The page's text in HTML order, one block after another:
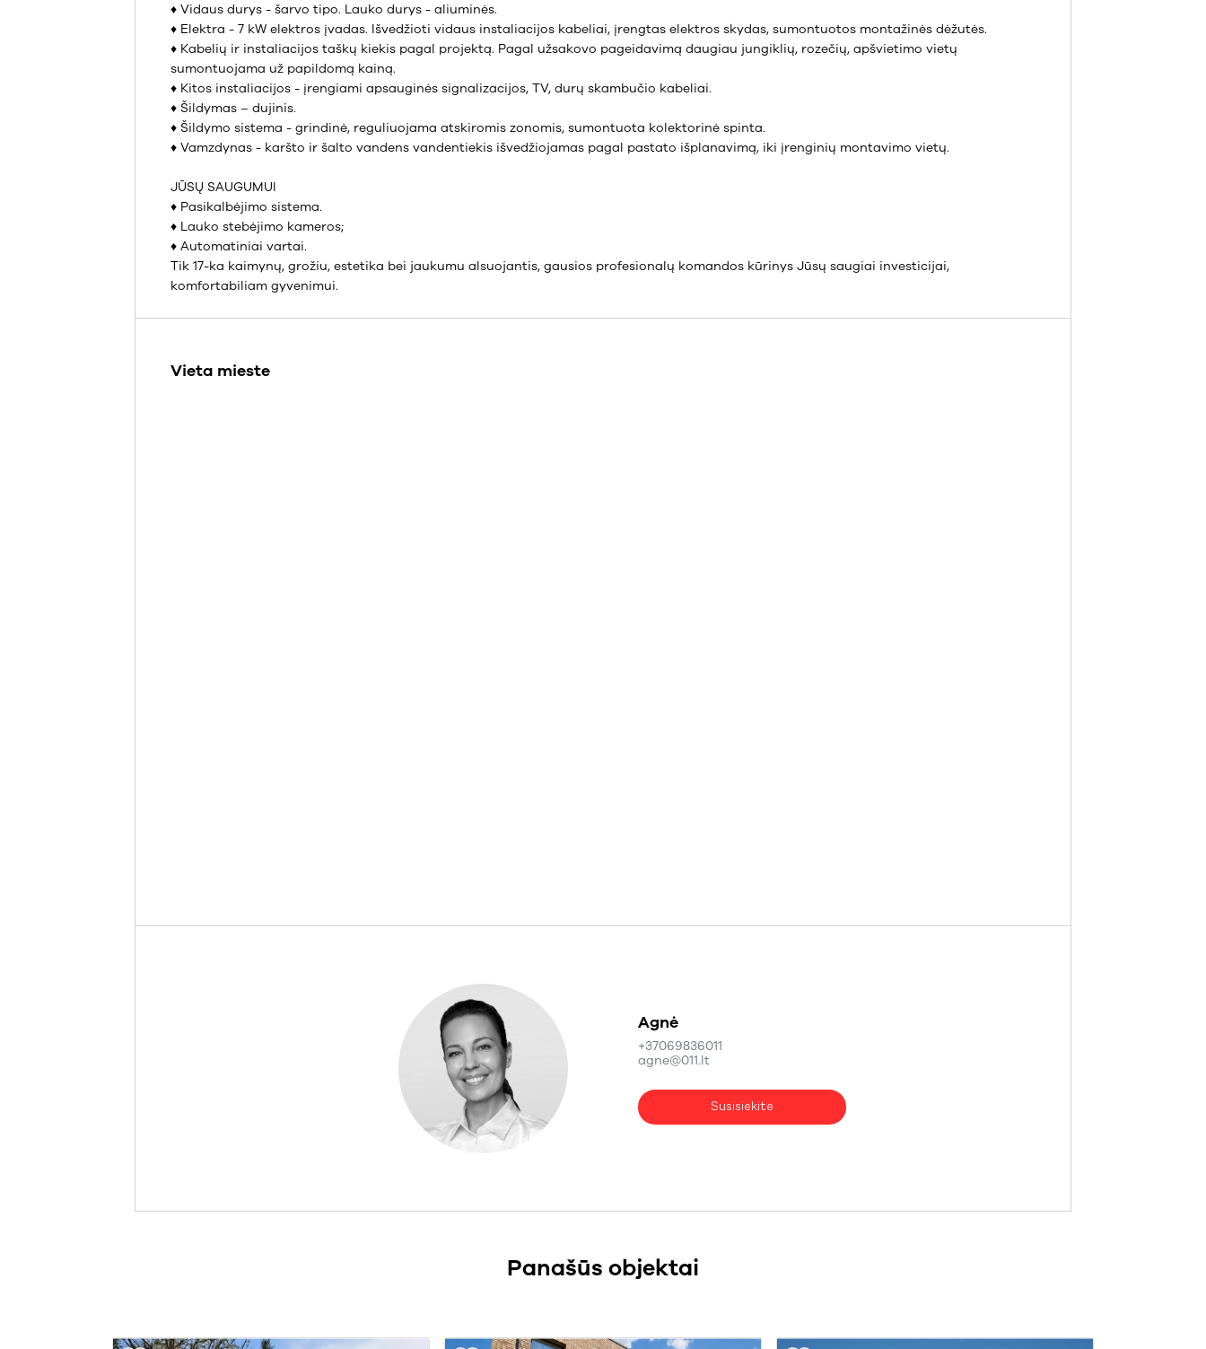
♦ Vidaus durys - šarvo tipo. Lauko durys - aliuminės.
♦ Elektra - 7 kW elektros įvadas. Išvedžioti vidaus instaliacijos kabeliai, įrengtas elektros skydas, sumontuotos montažinės dėžutės.
♦ Kabelių ir instaliacijos taškų kiekis pagal projektą. Pagal užsakovo pageidavimą daugiau jungiklių, rozečių, apšvietimo vietų
sumontuojama už papildomą kainą.
♦ Kitos instaliacijos - įrengiami apsauginės signalizacijos, TV, durų skambučio kabeliai.
♦ Šildymas – dujinis.
♦ Šildymo sistema - grindinė, reguliuojama atskiromis zonomis, sumontuota kolektorinė spinta.
♦ Vamzdynas - karšto ir šalto vandens vandentiekis išvedžiojamas pagal pastato išplanavimą, iki įrenginių montavimo vietų.
JŪSŲ SAUGUMUI
♦ Pasikalbėjimo sistema.
♦ Lauko stebėjimo kameros;
♦ Automatiniai vartai.
Tik 17-ka kaimynų, grožiu, estetika bei jaukumu alsuojantis, gausios profesionalų komandos kūrinys Jūsų saugiai investicijai,
komfortabiliam gyvenimui.
Vieta mieste
Agnė
+37069836011
agne@011.lt
Susisiekite
Panašūs objektai